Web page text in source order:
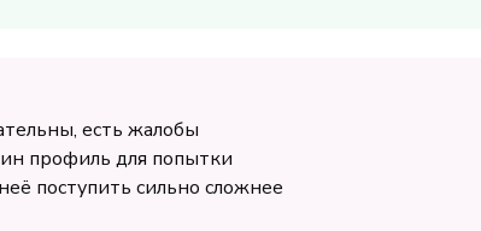
есть жалобы
профиль для попытки
поступить сильно сложнее